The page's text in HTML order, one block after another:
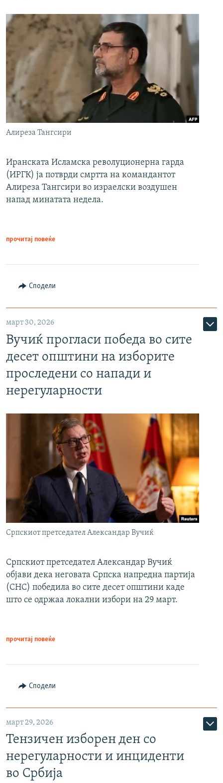
Алиреза Тангсири
Иранската Исламска револуционерна гарда
(ИРГК) ја потврди смртта на командантот
Алиреза Тангсири во израелски воздушен
напад минатата недела.
прочитај повеќе
Сподели
март 30, 2026
Вучиќ прогласи победа во сите
десет општини на изборите
проследени со напади и
нерегуларности
Српскиот претседател Александар Вучиќ
Српскиот претседател Александар Вучиќ
објави дека неговата Српска напредна партија
(СНС) победила во сите десет општини каде
што се одржаа локални избори на 29 март.
прочитај повеќе
Сподели
март 29, 2026
Тензичен изборен ден со
нерегуларности и инциденти
во Србија